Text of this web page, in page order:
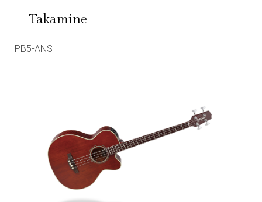
Takamine
PB5-ANS